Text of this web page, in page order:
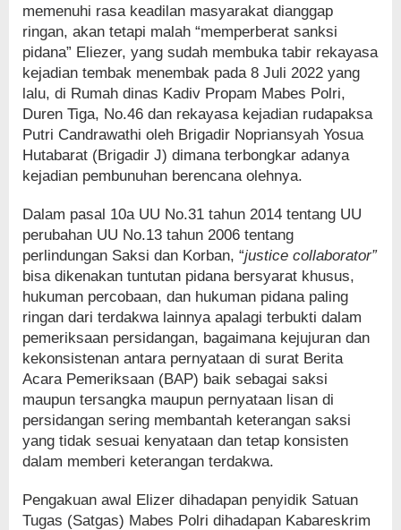
memenuhi rasa keadilan masyarakat dianggap
ringan, akan tetapi malah “memperberat sanksi
pidana” Eliezer, yang sudah membuka tabir rekayasa
kejadian tembak menembak pada 8 Juli 2022 yang
lalu, di Rumah dinas Kadiv Propam Mabes Polri,
Duren Tiga, No.46 dan rekayasa kejadian rudapaksa
Putri Candrawathi oleh Brigadir Nopriansyah Yosua
Hutabarat (Brigadir J) dimana terbongkar adanya
kejadian pembunuhan berencana olehnya.
Dalam pasal 10a UU No.31 tahun 2014 tentang UU
perubahan UU No.13 tahun 2006 tentang
perlindungan Saksi dan Korban, “justice collaborator”
bisa dikenakan tuntutan pidana bersyarat khusus,
hukuman percobaan, dan hukuman pidana paling
ringan dari terdakwa lainnya apalagi terbukti dalam
pemeriksaan persidangan, bagaimana kejujuran dan
kekonsistenan antara pernyataan di surat Berita
Acara Pemeriksaan (BAP) baik sebagai saksi
maupun tersangka maupun pernyataan lisan di
persidangan sering membantah keterangan saksi
yang tidak sesuai kenyataan dan tetap konsisten
dalam memberi keterangan terdakwa.
Pengakuan awal Elizer dihadapan penyidik Satuan
Tugas (Satgas) Mabes Polri dihadapan Kabareskrim